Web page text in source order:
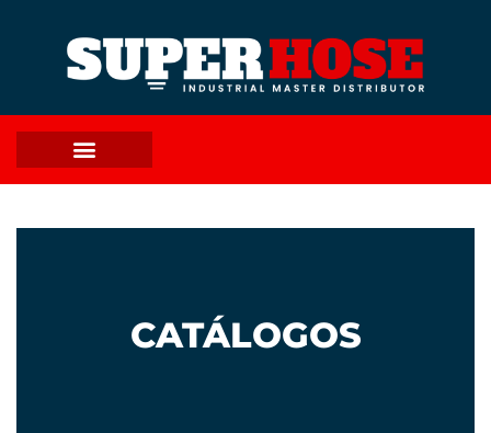
CATÁLOGOS